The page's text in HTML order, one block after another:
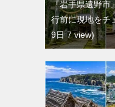
『岩手県遠野市
行前に現地をチ
9日 7 view